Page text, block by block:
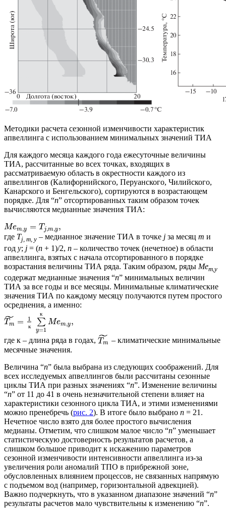
Методики расчета сезонной изменчивости характеристик
апвеллинга с использованием минимальных значений ТИА
Для каждого месяца каждого года ежесуточные величины
ТИА, рассчитанные во всех точках, входящих в
рассматриваемую область в окрестности каждого из
апвеллингов (Калифорнийского, Перуанского, Чилийского,
Канарского и Бенгельского), сортируются в возрастающем
порядке. Для “n” отсортированных таким образом точек
вычисляются медианные значения ТИА:
Mem,y = T j,m,y,
где Tj, m, y – медианное значение ТИА в точке j за месяц m и
год y; j = (n + 1)/2, n – количество точек (нечетное) в области
апвеллинга, взятых с начала отсортированного в порядке
возрастания величины ТИА ряда. Таким образом, ряды Mem,y
содержат медианные значения “n” минимальных величин
ТИА за все годы и все месяцы. Минимальные климатические
значения ТИА по каждому месяцу получаются путем простого
осреднения, а именно:
Tm
˜ = 1
к ∑
y=1
к
Mem,y,
где к – длина ряда в годах, Tm
˜ – климатические минимальные
месячные значения.
Величина “n” была выбрана из следующих соображений. Для
всех исследуемых апвеллингов были рассчитаны сезонные
циклы ТИА при разных значениях “n”. Изменение величины
“n” от 11 до 41 в очень незначительной степени влияет на
характеристики сезонного цикла ТИА, и этими изменениями
можно пренебречь (рис. 2). В итоге было выбрано n = 21.
Нечетное число взято для более простого вычисления
медианы. Отметим, что слишком малое число “n” уменьшает
статистическую достоверность результатов расчетов, а
слишком большое приводит к искажению параметров
сезонной изменчивости интенсивности апвеллинга из-за
увеличения роли аномалий ТПО в прибрежной зоне,
обусловленных влиянием процессов, не связанных напрямую
с подъемом вод (например, горизонтальной адвекцией).
Важно подчеркнуть, что в указанном диапазоне значений “n”
результаты расчетов мало чувствительны к изменению “n”.